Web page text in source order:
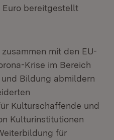
Euro bereitgestellt
zusammen mit den EU-
Krise im Bereich
Bildung abmildern
Kulturschaffende und
Kulturinstitutionen
für